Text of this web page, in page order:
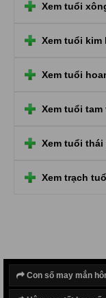
Xem tuổi
Xem tuổi kim
Xem tuổi
Xem tuổi tam
Xem tuổi thái
Xem trạch
Con số may mắn